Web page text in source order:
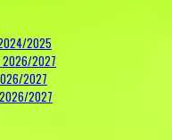
2025
2026/2027
2027
2027